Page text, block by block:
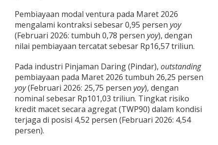
Pembiayaan modal ventura pada Maret 2026
mengalami kontraksi sebesar 0,95 persen yoy
(Februari 2026: tumbuh 0,78 persen yoy), dengan
nilai pembiayaan tercatat sebesar Rp16,57 triliun.
Pada industri Pinjaman Daring (Pindar), outstanding
pembiayaan pada Maret 2026 tumbuh 26,25 persen
yoy(Februari 2026: 25,75 persen yoy), dengan
nominal sebesar Rp101,03 triliun. Tingkat risiko
kredit macet secara agregat (TWP90) dalam kondisi
terjaga di posisi 4,52 persen (Februari 2026: 4,54
persen).